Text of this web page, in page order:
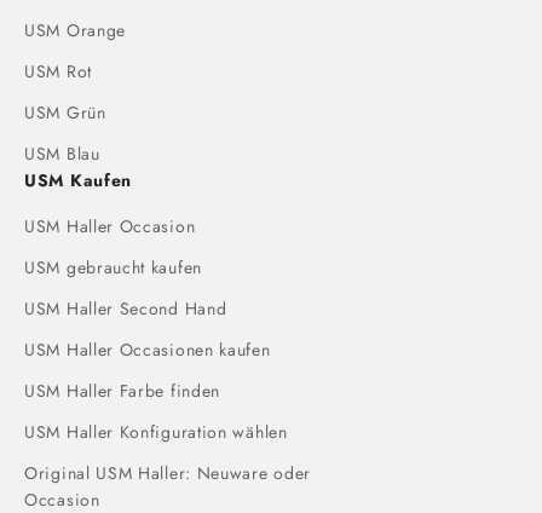
USM Orange
USM Rot
USM Grün
USM Blau
USM Kaufen
USM Haller Occasion
USM gebraucht kaufen
USM Haller Second Hand
USM Haller Occasionen kaufen
USM Haller Farbe finden
USM Haller Konfiguration wählen
Original USM Haller: Neuware oder
Occasion